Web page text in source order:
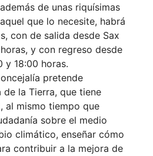
de unas riquísimas
que lo necesite, habrá
con de salida desde Sax
y con regreso desde
y 18:00 horas.
pretende
la Tierra, que tiene
al mismo tiempo que
sobre el medio
climático, enseñar cómo
contribuir a la mejora de